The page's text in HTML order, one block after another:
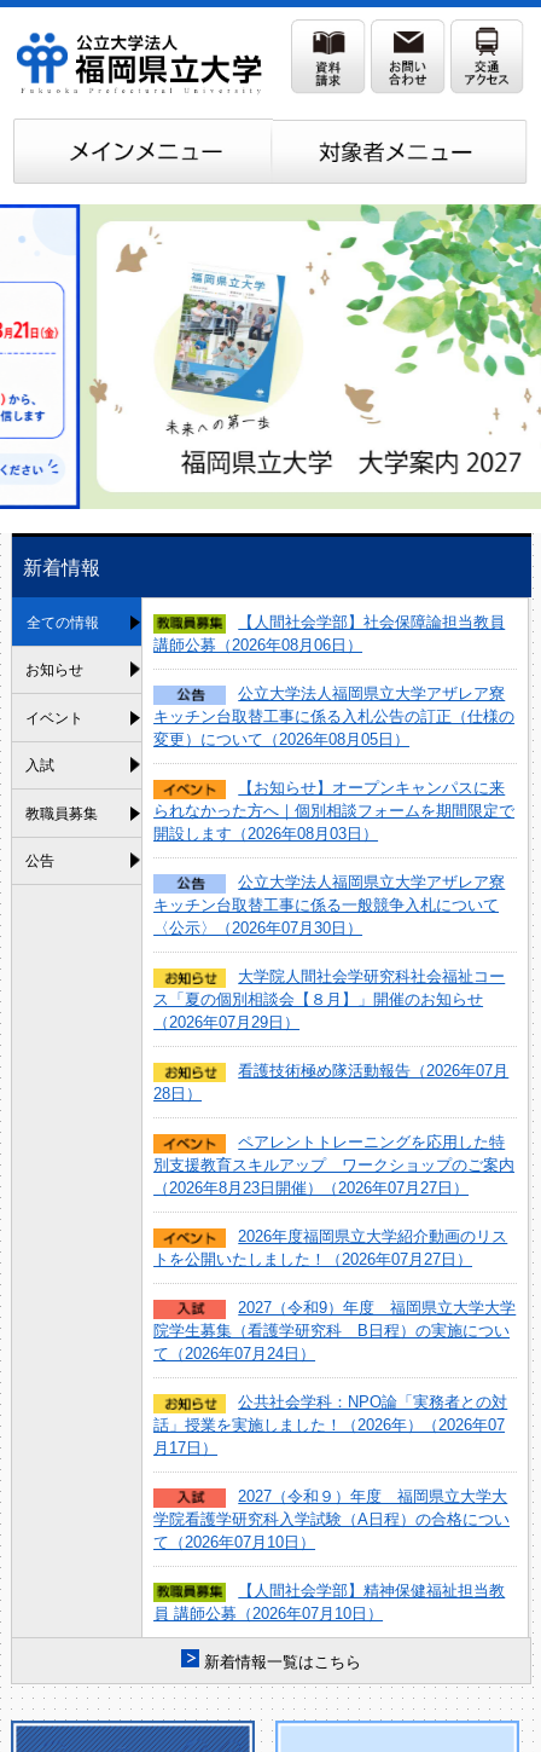
新着情報
全ての情報
お知らせ
イベント
入試
教職員募集
公告
【人間社会学部】社会保障論担当教員
講師公募（2026年08月06日）
公立大学法人福岡県立大学アザレア寮
キッチン台取替工事に係る入札公告の訂正（仕様の
変更）について（2026年08月05日）
【お知らせ】オープンキャンパスに来
られなかった方へ｜個別相談フォームを期間限定で
開設します（2026年08月03日）
公立大学法人福岡県立大学アザレア寮
キッチン台取替工事に係る一般競争入札について
〈公示〉（2026年07月30日）
大学院人間社会学研究科社会福祉コー
ス「夏の個別相談会【８月】」開催のお知らせ
（2026年07月29日）
看護技術極め隊活動報告（2026年07月
28日）
ペアレントトレーニングを応用した特
別支援教育スキルアップ ワークショップのご案内
（2026年8月23日開催）（2026年07月27日）
2026年度福岡県立大学紹介動画のリス
トを公開いたしました！（2026年07月27日）
2027（令和9）年度 福岡県立大学大学
院学生募集（看護学研究科 B日程）の実施につい
て（2026年07月24日）
公共社会学科：NPO論「実務者との対
話」授業を実施しました！（2026年）（2026年07
月17日）
2027（令和９）年度 福岡県立大学大
学院看護学研究科入学試験（A日程）の合格につい
て（2026年07月10日）
【人間社会学部】精神保健福祉担当教
員 講師公募（2026年07月10日）
新着情報一覧はこちら